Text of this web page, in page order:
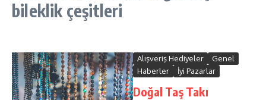
bileklik çeşitleri
Alışveriş Hediyeler
Genel
Haberler
İyi Pazarlar
Doğal Taş Takı